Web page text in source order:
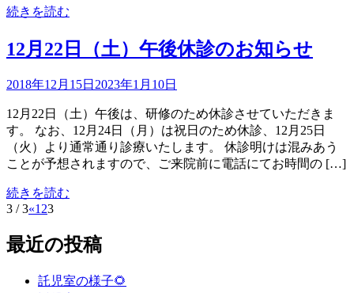
続きを読む
12月22日（土）午後休診のお知らせ
2018年12月15日 2023年1月10日
12月22日（土）午後は、研修のため休診させていただきま
す。 なお、12月24日（月）は祝日のため休診、12月25日
（火）より通常通り診療いたします。 休診明けは混みあう
ことが予想されますので、ご来院前に電話にてお時間の […]
続きを読む
3 / 3«123
最近の投稿
託児室の様子🌻